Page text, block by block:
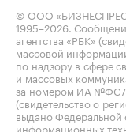
© ООО
1995–2026 .
агентства «РБК»
массовой
по надзору в сфере
и массовых
за номером ИА
(свидетельство о
выдано Федеральной
информационных